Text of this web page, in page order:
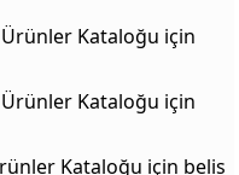
g
209,00 TL
g
Ürünler Kataloğu için
Ürünler Kataloğu için
Kataloğu için belis